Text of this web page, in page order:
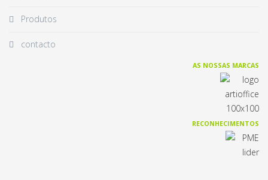
Produtos
contacto
AS NOSSAS MARCAS
RECONHECIMENTOS